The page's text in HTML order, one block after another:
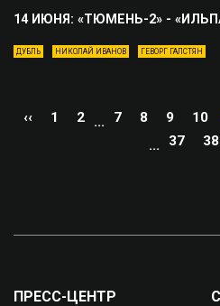
14 ИЮНЯ: «ТЮМЕНЬ-2» -
ДУБЛЬ НИКОЛАЙ ИВАНОВ ГЕВОРГ ГАЛСТЯН
‹‹ 1 2 ... 7 8 9 10
...
37 38
ПРЕСС-ЦЕНТР